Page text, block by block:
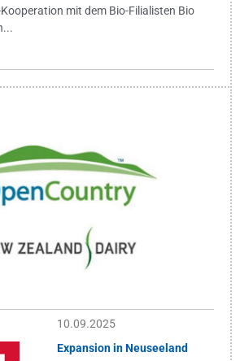
mit dem Bio-Filialisten Bio
10.09.2025
Expansion in Neuseeland